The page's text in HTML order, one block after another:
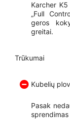
Karcher
„Full
geros
greitai.
Trūkumai
Kubelių
Pasak